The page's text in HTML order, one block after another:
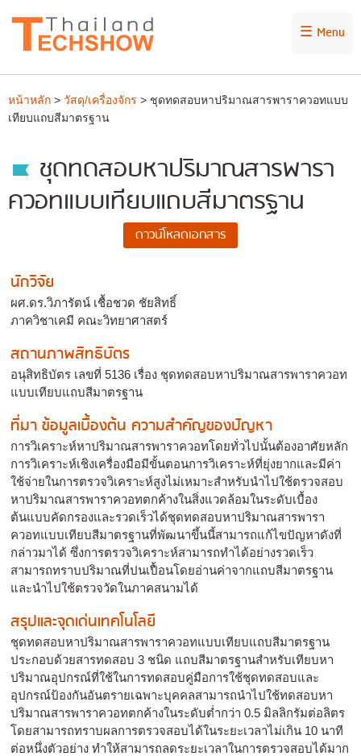
☰ Menu
หน้าหลัก > วัสดุ/เครื่องจักร > ชุดทดสอบหาปริมาณสารพาราควอทแบบ
เทียบแถบสีมาตรฐาน
ชุดทดสอบหาปริมาณสารพารา
ควอทแบบเทียบแถบสีมาตรฐาน
นักวิจัย
ผศ.ดร.วิภารัตน์ เชื้อชวด ชัยสิทธิ์
ภาควิชาเคมี คณะวิทยาศาสตร์
สถานภาพสิทธิบัตร
อนุสิทธิบัตร เลขที่ 5136 เรื่อง ชุดทดสอบหาปริมาณสารพาราควอท
แบบเทียบแถบสีมาตรฐาน
ที่มา ข้อมูลเบื้องต้น ความสำคัญของปัญหา
การวิเคราะห์หาปริมาณสารพาราควอทโดยทั่วไปนั้นต้องอาศัยหลัก
การวิเคราะห์เชิงเครื่องมือมีขั้นตอนการวิเคราะห์ที่ยุ่งยากและมีค่า
ใช้จ่ายในการตรวจวิเคราะห์สูงไม่เหมาะสำหรับนำไปใช้ตรวจสอบ
หาปริมาณสารพาราควอทตกค้างในสิ่งแวดล้อมในระดับเบื้อง
ต้นแบบคัดกรองและรวดเร็วได้ชุดทดสอบหาปริมาณสารพารา
ควอทแบบเทียบสีมาตรฐานที่พัฒนาขึ้นนี้สามารถแก้ไขปัญหาดังที่
กล่าวมาได้ ซึ่งการตรวจวิเคราะห์สามารถทำได้อย่างรวดเร็ว
สามารถทราบปริมาณที่ปนเปื้อนโดยอ่านค่าจากแถบสีมาตรฐาน
และนำไปใช้ตรวจวัดในภาคสนามได้
สรุปและจุดเด่นเทคโนโลยี
ชุดทดสอบหาปริมาณสารพาราควอทแบบเทียบแถบสีมาตรฐาน
ประกอบด้วยสารทดสอบ 3 ชนิด แถบสีมาตรฐานสำหรับเทียบหา
ปริมาณอุปกรณ์ที่ใช้ในการทดสอบคู่มือการใช้ชุดทดสอบและ
อุปกรณ์ป้องกันอันตรายเฉพาะบุคคลสามารถนำไปใช้ทดสอบหา
ปริมาณสารพาราควอทตกค้างในระดับต่ำกว่า 0.5 มิลลิกรัมต่อลิตร
โดยสามารถทราบผลการตรวจสอบได้ในระยะเวลาไม่เกิน 10 นาที
ต่อหนึ่งตัวอย่าง ทำให้สามารถลดระยะเวลาในการตรวจสอบได้มาก